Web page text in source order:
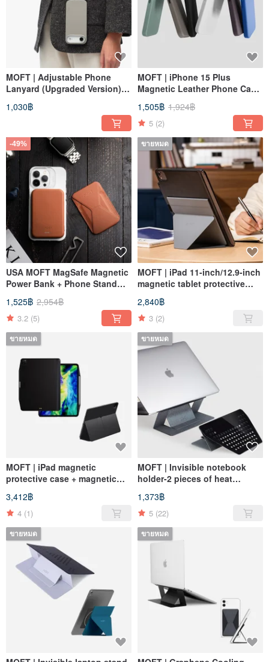
MOFT | Adjustable Phone
Lanyard (Upgraded Version)
Lock in one second, travel
with ease
1,030฿
MOFT | iPhone 15 Plus
Magnetic Leather Phone Case
MOVAS
1,505฿ 1,924฿
5 (2)
-49%
USA MOFT MagSafe Magnetic
Power Bank + Phone Stand
Set (Clearance Item)
1,525฿ 2,954฿
3.2 (5)
ขายหมด
MOFT | iPad 11-inch/12.9-inch
magnetic tablet protective
case + SNAP magnetic tablet
holder
2,840฿
3 (2)
ขายหมด
MOFT | iPad magnetic
protective case + magnetic
iPad floating deformation
stand (discounted two-piece
set)
3,412฿
4 (1)
ขายหมด
MOFT | Invisible notebook
holder-2 pieces of heat
dissipation hole paste type
1,373฿
5 (22)
ขายหมด ขายหมด